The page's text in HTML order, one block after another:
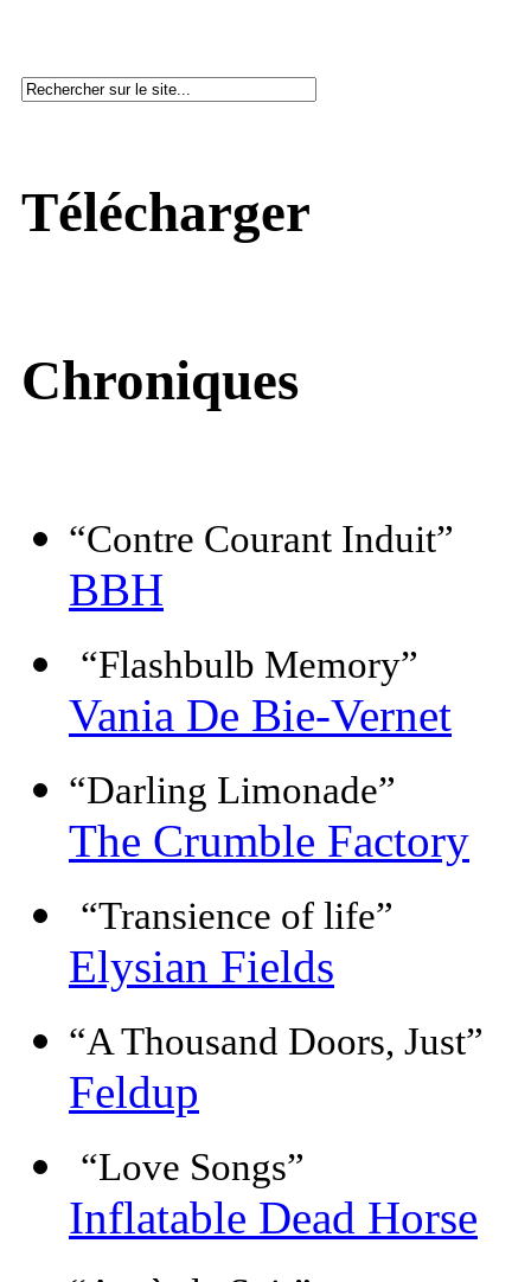
Télécharger
Chroniques
“Contre Courant Induit”
BBH
“Flashbulb Memory”
Vania De Bie-Vernet
“Darling Limonade”
The Crumble Factory
“Transience of life”
Elysian Fields
“A Thousand Doors, Just”
Feldup
“Love Songs”
Inflatable Dead Horse